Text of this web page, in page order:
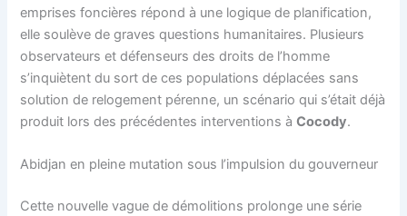
emprises foncières répond à une logique de planification,
elle soulève de graves questions humanitaires. Plusieurs
observateurs et défenseurs des droits de l’homme
s’inquiètent du sort de ces populations déplacées sans
solution de relogement pérenne, un scénario qui s’était déjà
produit lors des précédentes interventions àCocody.
Abidjan en pleine mutation sous l’impulsion du gouverneur
Cette nouvelle vague de démolitions prolonge une série